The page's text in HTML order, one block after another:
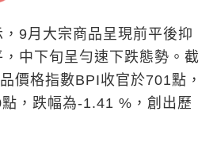
9月大宗商品呈現前平後抑
中下旬呈勻速下跌態勢。截
價格指數BPI收官於701點，
，跌幅為-1.41 %，創出歷